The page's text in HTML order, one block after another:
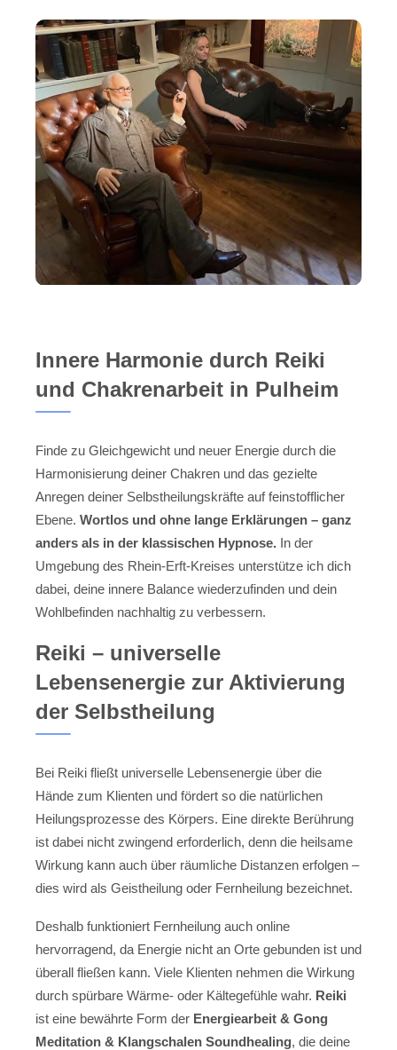
Innere Harmonie durch Reiki
und Chakrenarbeit in Pulheim
Finde zu Gleichgewicht und neuer Energie durch die
Harmonisierung deiner Chakren und das gezielte
Anregen deiner Selbstheilungskräfte auf feinstofflicher
Ebene. Wortlos und ohne lange Erklärungen – ganz
anders als in der klassischen Hypnose. In der
Umgebung des Rhein-Erft-Kreises unterstütze ich dich
dabei, deine innere Balance wiederzufinden und dein
Wohlbefinden nachhaltig zu verbessern.
Reiki – universelle
Lebensenergie zur Aktivierung
der Selbstheilung
Bei Reiki fließt universelle Lebensenergie über die
Hände zum Klienten und fördert so die natürlichen
Heilungsprozesse des Körpers. Eine direkte Berührung
ist dabei nicht zwingend erforderlich, denn die heilsame
Wirkung kann auch über räumliche Distanzen erfolgen –
dies wird als Geistheilung oder Fernheilung bezeichnet.
Deshalb funktioniert Fernheilung auch online
hervorragend, da Energie nicht an Orte gebunden ist und
überall fließen kann. Viele Klienten nehmen die Wirkung
durch spürbare Wärme- oder Kältegefühle wahr. Reiki
ist eine bewährte Form der Energiearbeit & Gong
Meditation & Klangschalen Soundhealing, die deine